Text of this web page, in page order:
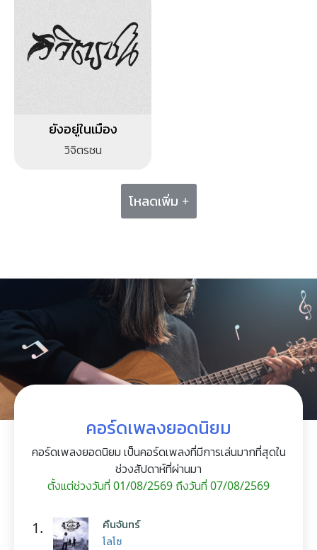
ยังอยู่ในเมือง
วิจิตรชน
โหลดเพิ่ม +
คอร์ดเพลงยอดนิยม
คอร์ดเพลงยอดนิยม เป็นคอร์ดเพลงที่มีการเล่นมากที่สุดใน
ช่วงสัปดาห์ที่ผ่านมา
ตั้งแต่ช่วงวันที่ 01/08/2569 ถึงวันที่ 07/08/2569
1. คืนจันทร์
โลโซ